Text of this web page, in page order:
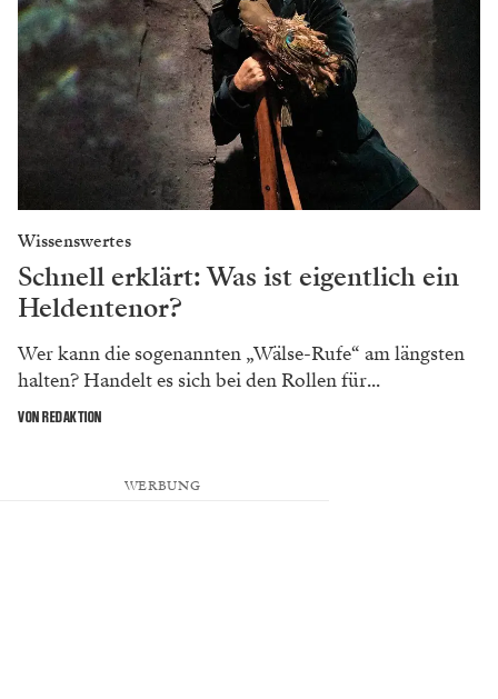
Wissenswertes
Schnell erklärt: Was ist eigentlich ein
Heldentenor?
Wer kann die sogenannten „Wälse-Rufe“ am längsten
halten? Handelt es sich bei den Rollen für...
VON REDAKTION
WERBUNG